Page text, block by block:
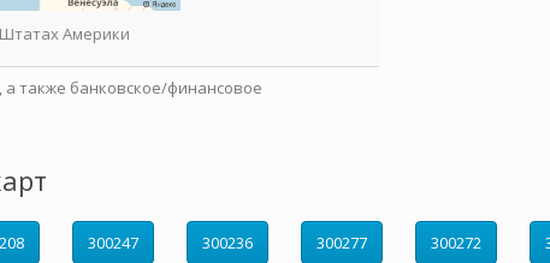
Америки
также банковское/финансовое
300247 300236 300277 300272